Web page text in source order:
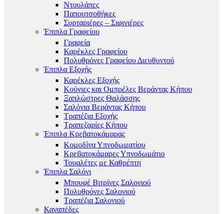
Ντουλάπες
Παπουτσοθήκες
Συρταριέρες – Σιφινιέρες
Έπιπλα Γραφείου
Γραφεία
Καρέκλες Γραφείου
Πολυθρόνες Γραφείου Διευθυντού
Έπιπλα Εξοχής
Καρέκλες Εξοχής
Κούνιες και Ομπρέλες Βεράντας Κήπου
Ξαπλώστρες Θαλάσσης
Σαλόνια Βεράντας Κήπου
Τραπέζια Εξοχής
Τραπεζαρίες Κήπου
Έπιπλα Κρεβατοκάμαρας
Κομοδίνα Υπνοδωματίου
Κρεβατοκάμαρες Υπνοδωμάτιο
Τουαλέτες με Καθρέπτη
Έπιπλα Σαλόνι
Μπουφέ Βιτρίνες Σαλονιού
Πολυθρόνες Σαλονιού
Τραπέζια Σαλονιού
Καναπέδες